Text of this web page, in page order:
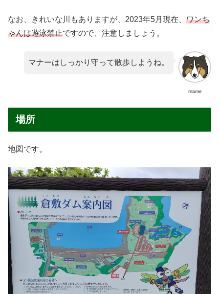
なお、きれいな川もありますが、2023年5月現在、 ワンち
ゃんは遊泳禁止ですので、注意しましょう。
mame
マナーはしっかり守って散歩しようね。
場所
地図です。